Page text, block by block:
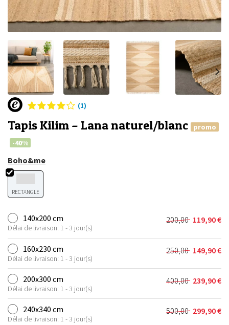
(1)
Tapis Kilim – Lana naturel/blanc
promo
-40%
Boho&me
RECTANGLE
140x200 cm
Délai de livraison: 1 - 3 jour(s)
200,00
Le
prix
initial
était :
200,00 €.
119,90€
Le
prix
actuel
est :
119,90 €.
160x230 cm
Délai de livraison: 1 - 3 jour(s)
250,00
Le
prix
initial
était :
250,00 €.
149,90€
Le
prix
actuel
est :
149,90 €.
200x300 cm
Délai de livraison: 1 - 3 jour(s)
400,00
Le
prix
initial
était :
239,90€
Le
prix
actuel
est :
240x340 cm
Délai de livraison: 1 - 3 jour(s)
500,00
Le 299,90€
Le